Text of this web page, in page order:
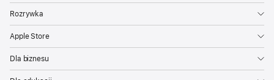
rząd
Rozrywka
Apple Store
Dla biznesu